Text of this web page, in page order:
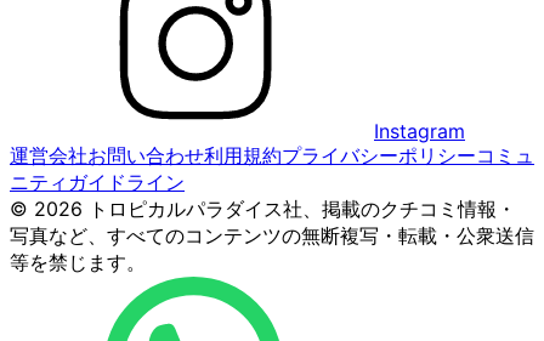
Instagram
運営会社お問い合わせ利用規約プライバシーポリシーコミュ
ニティガイドライン
© 2026 トロピカルパラダイス社、掲載のクチコミ情報・
写真など、すべてのコンテンツの無断複写・転載・公衆送信
等を禁じます。